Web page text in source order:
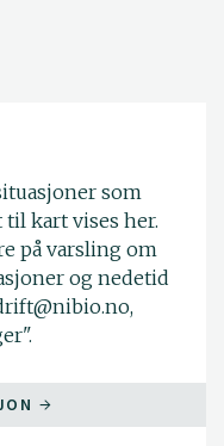
som
kart vises her.
på varsling om
og nedetid